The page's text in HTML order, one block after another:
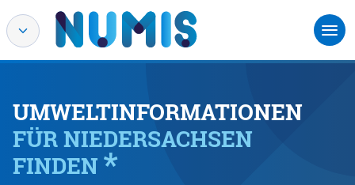
UMWELTINFORMATIONEN
FÜR NIEDERSACHSEN
FINDEN